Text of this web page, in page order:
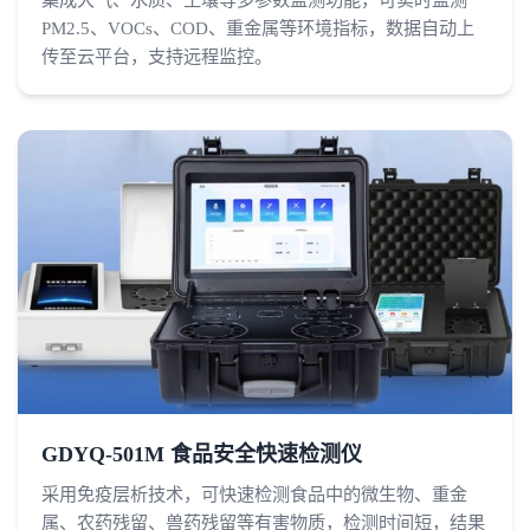
PM2.5、VOCs、COD、重金属等环境指标，数据自动上
传至云平台，支持远程监控。
GDYQ-501M 食品安全快速检测仪
采用免疫层析技术，可快速检测食品中的微生物、重金
属、农药残留、兽药残留等有害物质，检测时间短，结果